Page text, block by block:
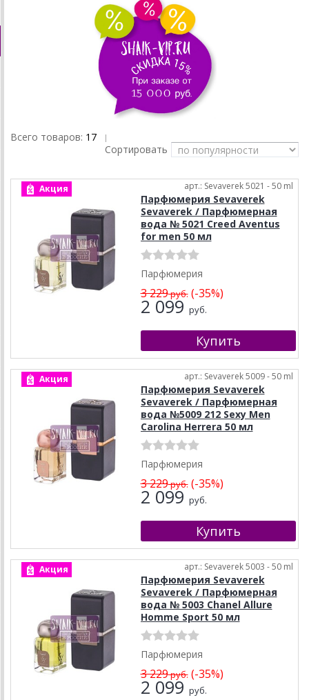
Всего товаров: 17 |
Сортировать
Акция арт.: Sevaverek 5021 - 50 ml
Парфюмерия Sevaverek
Sevaverek / Парфюмерная
вода № 5021 Creed Aventus
for men 50 мл
Парфюмерия
3 229руб.(-35%)
2 099 руб.
Акция арт.: Sevaverek 5009 - 50 ml
Парфюмерия Sevaverek
Sevaverek / Парфюмерная
вода №5009 212 Sexy Men
Carolina Herrera 50 мл
Парфюмерия
3 229руб.(-35%)
2 099 руб.
Акция арт.: Sevaverek 5003 - 50 ml
Парфюмерия Sevaverek
Sevaverek / Парфюмерная
вода № 5003 Chanel Allure
Homme Sport 50 мл
Парфюмерия
3 229руб.(-35%)
2 099 руб.